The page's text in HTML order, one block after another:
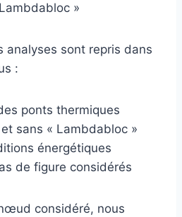
»
analyses sont repris dans
:
ponts thermiques
sans « Lambdabloc »
énergétiques
de figure considérés
considéré, nous